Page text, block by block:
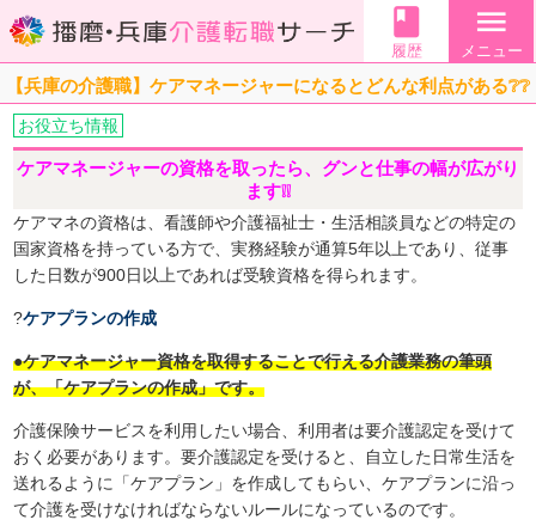
book
履歴
menu
メニュー
【兵庫の介護職】ケアマネージャーになるとどんな利点がある❔❔
お役立ち情報
ケアマネージャーの資格を取ったら、グンと仕事の幅が広がり
ます❕❕
ケアマネの資格は、看護師や介護福祉士・生活相談員などの特定の
国家資格を持っている方で、実務経験が通算5年以上であり、従事
した日数が900日以上であれば受験資格を得られます。
?ケアプランの作成
●ケアマネージャー資格を取得することで行える介護業務の筆頭
が、「ケアプランの作成」です。
介護保険サービスを利用したい場合、利用者は要介護認定を受けて
おく必要があります。要介護認定を受けると、自立した日常生活を
送れるように「ケアプラン」を作成してもらい、ケアプランに沿っ
て介護を受けなければならないルールになっているのです。